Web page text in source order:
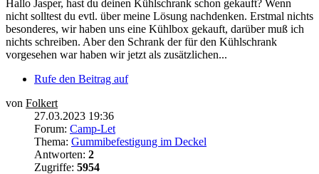
Hallo Jasper, hast du deinen Kühlschrank schon gekauft? Wenn
nicht solltest du evtl. über meine Lösung nachdenken. Erstmal nichts
besonderes, wir haben uns eine Kühlbox gekauft, darüber muß ich
nichts schreiben. Aber den Schrank der für den Kühlschrank
vorgesehen war haben wir jetzt als zusätzlichen...
Rufe den Beitrag auf
von Folkert
27.03.2023 19:36
Forum: Camp-Let
Thema: Gummibefestigung im Deckel
Antworten: 2
Zugriffe: 5954